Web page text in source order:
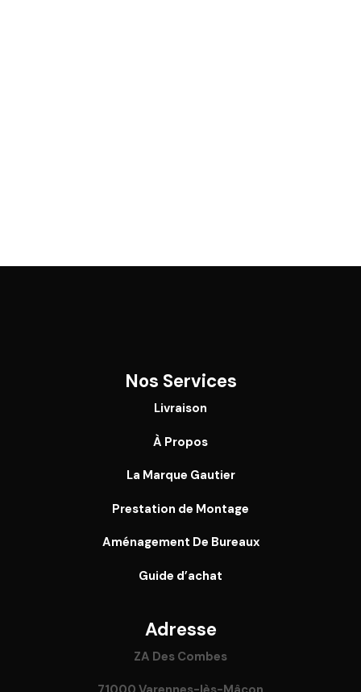
Nos Services
Livraison
À Propos
La Marque Gautier
Prestation de Montage
Aménagement De Bureaux
Guide d’achat
Adresse
ZA Des Combes